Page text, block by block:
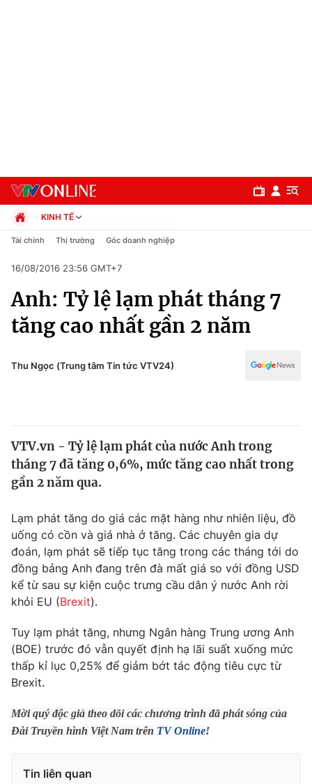
Chuyên mục
Chính trị
Thế giới
Thế giới đó đây
Câu chuyện quốc tế
Kinh tế
Tài chính
Thị trường
Góc doanh nghiệp
Dữ liệu và đời sống
Truyền hình
Phim VTV
Hậu trường
Nhân vật
Khán giả
Giải sao mai
Giải trí
Điện ảnh
Sao
Đời sống
Du lịch
Làm đẹp
Giáo dục
Học trực tuyến
KINH TẾ
Chính trị
Pháp luật
Kinh tế
Thể thao
Truyền hình
Y tế
Tài chính Thị trường Góc doanh nghiệp
16/08/2016 23:56 GMT+7
Anh: Tỷ lệ lạm phát tháng 7
tăng cao nhất gần 2 năm
Thu Ngọc (Trung tâm Tin tức VTV24)
VTV.vn - Tỷ lệ lạm phát của nước Anh trong
tháng 7 đã tăng 0,6%, mức tăng cao nhất trong
gần 2 năm qua.
Lạm phát tăng do giá các mặt hàng như nhiên liệu, đồ
uống có cồn và giá nhà ở tăng. Các chuyên gia dự
đoán, lạm phát sẽ tiếp tục tăng trong các tháng tới do
đồng bảng Anh đang trên đà mất giá so với đồng USD
kể từ sau sự kiện cuộc trưng cầu dân ý nước Anh rời
khỏi EU (Brexit).
Tuy lạm phát tăng, nhưng Ngân hàng Trung ương Anh
(BOE) trước đó vẫn quyết định hạ lãi suất xuống mức
thấp kỉ lục 0,25% để giảm bớt tác động tiêu cực từ
Brexit.
Mời quý độc giả theo dõi các chương trình đã phát sóng của
Đài Truyền hình Việt Nam trên TV Online!
Tin liên quan